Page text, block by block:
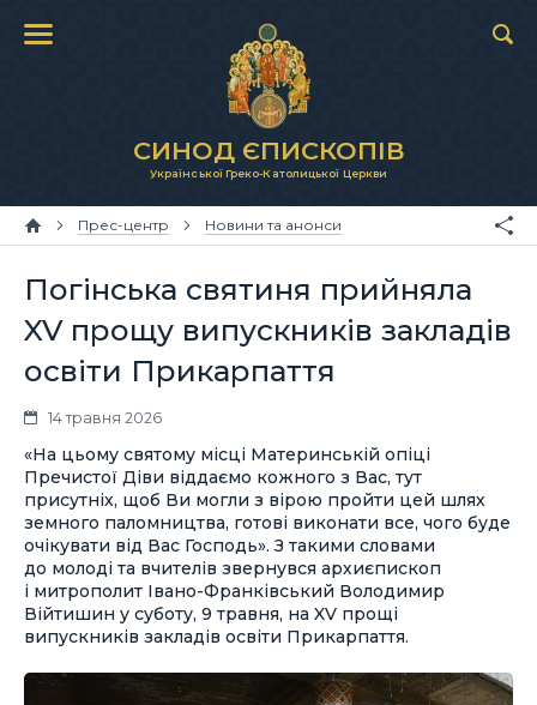
СИНОД ЄПИСКОПІВ
Української Греко-Католицької Церкви
Прес-центр Новини та анонси
Погінська святиня прийняла
XV прощу випускників закладів
освіти Прикарпаття
14 травня 2026
«На цьому святому місці Материнській опіці
Пречистої Діви віддаємо кожного з Вас, тут
присутніх, щоб Ви могли з вірою пройти цей шлях
земного паломництва, готові виконати все, чого буде
очікувати від Вас Господь». З такими словами
до молоді та вчителів звернувся архиєпископ
і митрополит Івано-Франківський Володимир
Війтишин у суботу, 9 травня, на XV прощі
випускників закладів освіти Прикарпаття.